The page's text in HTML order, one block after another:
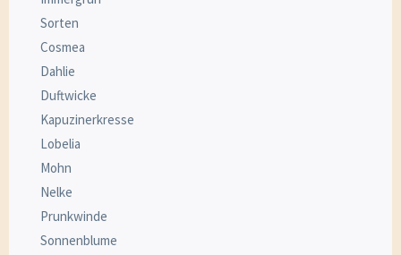
Sorten
Cosmea
Dahlie
Duftwicke
Kapuzinerkresse
Lobelia
Mohn
Nelke
Prunkwinde
Sonnenblume